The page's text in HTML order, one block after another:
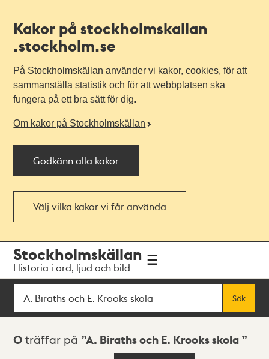
Kakor på stockholmskallan
.stockholm.se
På Stockholmskällan använder vi kakor, cookies, för att
sammanställa statistik och för att webbplatsen ska
fungera på ett bra sätt för dig.
Om kakor på Stockholmskällan
Godkänn alla kakor
Välj vilka kakor vi får använda
navigationen
huvudinnehållet
Stockholmskällan
Historia i ord, ljud och bild
Sök
Sök
Sökresultat
0 träffar på A. Biraths och E. Krooks skola